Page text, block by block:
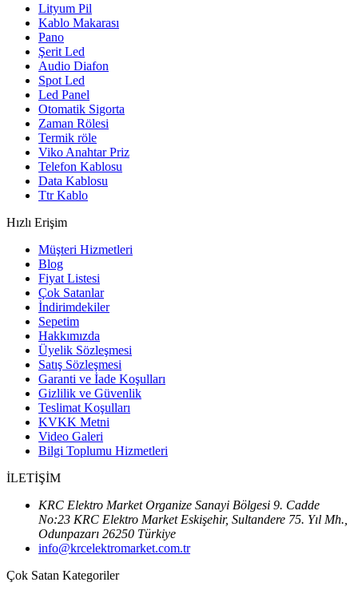
Lityum Pil
Kablo Makarası
Pano
Şerit Led
Audio Diafon
Spot Led
Led Panel
Otomatik Sigorta
Zaman Rölesi
Termik röle
Viko Anahtar Priz
Telefon Kablosu
Data Kablosu
Ttr Kablo
Hızlı Erişim
Müşteri Hizmetleri
Blog
Fiyat Listesi
Çok Satanlar
İndirimdekiler
Sepetim
Hakkımızda
Üyelik Sözleşmesi
Satış Sözleşmesi
Garanti ve İade Koşulları
Gizlilik ve Güvenlik
Teslimat Koşulları
KVKK Metni
Video Galeri
Bilgi Toplumu Hizmetleri
İLETİŞİM
KRC Elektro Market Organize Sanayi Bölgesi 9. Cadde
No:23 KRC Elektro Market Eskişehir, Sultandere 75. Yıl Mh.,
Odunpazarı 26250 Türkiye
info@krcelektromarket.com.tr
Çok Satan Kategoriler